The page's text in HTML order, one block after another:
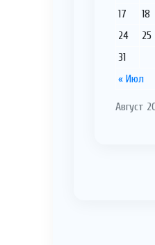
Август
« Июл
17
18
24
25
31